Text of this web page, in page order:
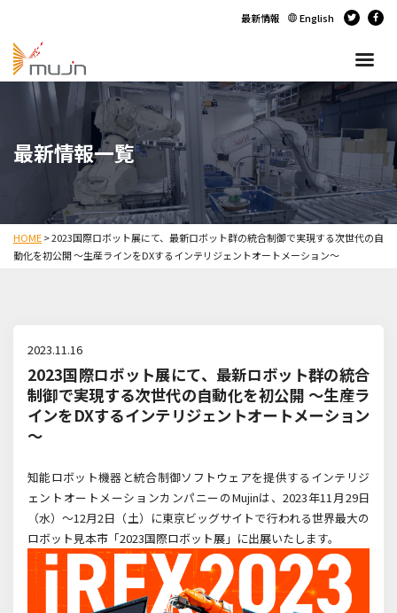
最新情報 English
最新情報一覧
HOME>2023国際ロボット展にて、最新ロボット群の統合制御で実現する次世代の自
動化を初公開 ～生産ラインをDXするインテリジェントオートメーション～
2023.11.16
2023国際ロボット展にて、最新ロボット群の統合
制御で実現する次世代の自動化を初公開 ～生産ラ
インをDXするインテリジェントオートメーション
～
知能ロボット機器と統合制御ソフトウェアを提供するインテリジ
ェントオートメーションカンパニーのMujinは、2023年11月29日
（水）～12月2日（土）に東京ビッグサイトで行われる世界最大の
ロボット見本市「2023国際ロボット展」に出展いたします。